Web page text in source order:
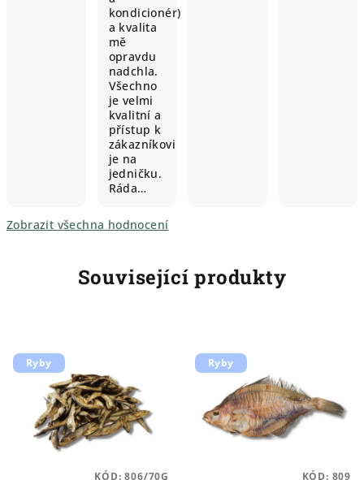
kondicionér)
a kvalita
mě
opravdu
nadchla.
Všechno
je velmi
kvalitní a
přístup k
zákazníkovi
je na
jedničku.
Ráda…
Zobrazit všechna hodnocení
Související produkty
Ryby
KÓD:806/70G
Ryby
KÓD: 809